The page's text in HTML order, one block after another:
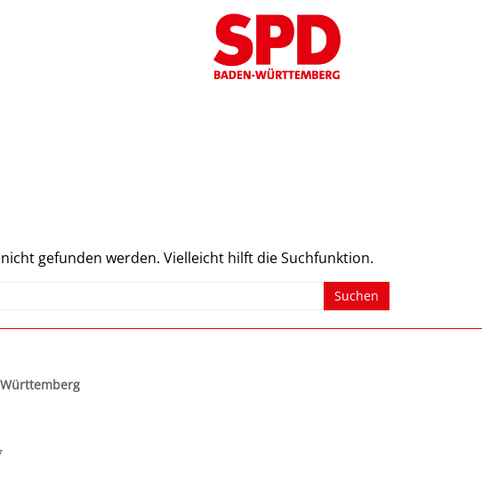
WEIL ES UM DICH
gefunden werden. Vielleicht hilft die Suchfunktion.